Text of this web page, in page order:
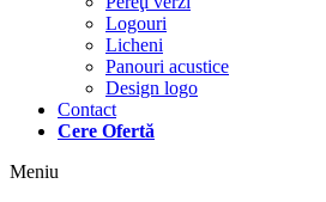
Logouri
Licheni
Panouri acustice
Design logo
Contact
Cere Ofertă
Meniu